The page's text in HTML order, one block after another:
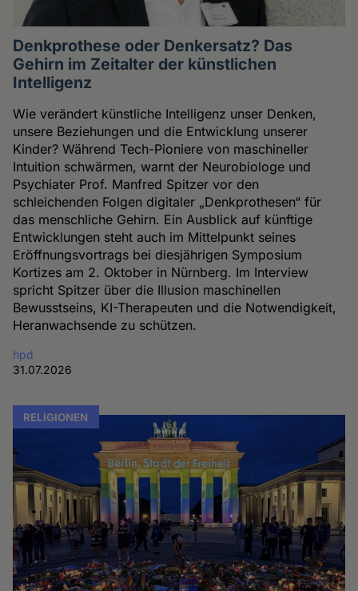
Denkprothese oder Denkersatz? Das
Gehirn im Zeitalter der künstlichen
Intelligenz
Wie verändert künstliche Intelligenz unser Denken,
unsere Beziehungen und die Entwicklung unserer
Kinder? Während Tech-Pioniere von maschineller
Intuition schwärmen, warnt der Neurobiologe und
Psychiater Prof. Manfred Spitzer vor den
schleichenden Folgen digitaler „Denkprothesen“ für
das menschliche Gehirn. Ein Ausblick auf künftige
Entwicklungen steht auch im Mittelpunkt seines
Eröffnungsvortrags bei diesjährigen Symposium
Kortizes am 2. Oktober in Nürnberg. Im Interview
spricht Spitzer über die Illusion maschinellen
Bewusstseins, KI-Therapeuten und die Notwendigkeit,
Heranwachsende zu schützen.
hpd
31.07.2026
RELIGIONEN